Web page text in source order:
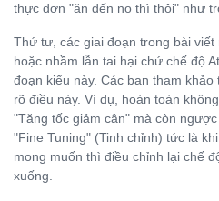
thực đơn "ăn đến no thì thôi" như
Thứ tư, các giai đoạn trong bài
hoặc nhầm lẫn tai hại chứ chế độ
đoạn kiểu này. Các ban tham khảo
rõ điều này. Ví dụ, hoàn toàn
"Tăng tốc giảm cân" mà còn
"Fine Tuning" (Tinh chỉnh) tức là
mong muốn thì điều chỉnh lại chế
xuống.